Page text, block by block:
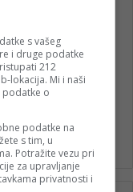
od
prekidu
Petrovo Novo…
s vašeg
i druge podatke
212
lokacija. Mi i naši
o
podatke na
s tim, u
Potražite vezu pri
za upravljanje
privatnosti i